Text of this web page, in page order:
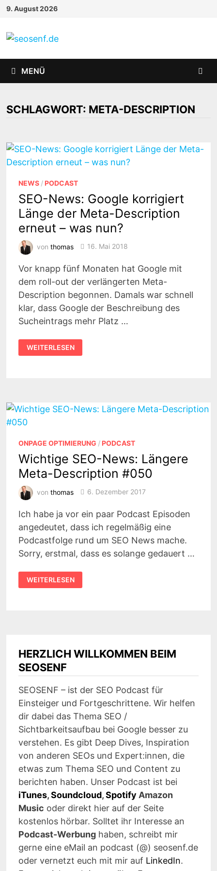
Zurück
Inhalt
9. August 2026
MENÜ
SCHLAGWORT: META-DESCRIPTION
NEWS/ PODCAST
SEO-News: Google korrigiert
Länge der Meta-Description
erneut – was nun?
von thomas 16. Mai 2018
Vor knapp fünf Monaten hat Google mit
dem roll-out der verlängerten Meta-
Description begonnen. Damals war schnell
klar, dass Google der Beschreibung des
Sucheintrags mehr Platz …
SEO-
NEWS:
GOOGLE
WAS
NUN?
WEITERLESEN
ONPAGE OPTIMIERUNG / PODCAST
Wichtige SEO-News: Längere
Meta-Description #050
von thomas 6. Dezember 2017
Ich habe ja vor ein paar Podcast Episoden
angedeutet, dass ich regelmäßig eine
Podcastfolge rund um SEO News mache.
Sorry, erstmal, dass es solange gedauert …
WICHTIGE
SEO-
NEWS:
WEITERLESEN
HERZLICH WILLKOMMEN BEIM
SEOSENF
SEOSENF – ist der SEO Podcast für
Einsteiger und Fortgeschrittene. Wir helfen
dir dabei das Thema SEO /
Sichtbarkeitsaufbau bei Google besser zu
verstehen. Es gibt Deep Dives, Inspiration
von anderen SEOs und Expert:innen, die
etwas zum Thema SEO und Content zu
berichten haben. Unser Podcast ist bei
iTunes,Soundcloud,Spotify Amazon
Music oder direkt hier auf der Seite
kostenlos hörbar. Solltet ihr Interesse an
Podcast-Werbunghaben, schreibt mir
gerne eine eMail an podcast (@) seosenf.de
oder vernetzt euch mit mir auf LinkedIn.